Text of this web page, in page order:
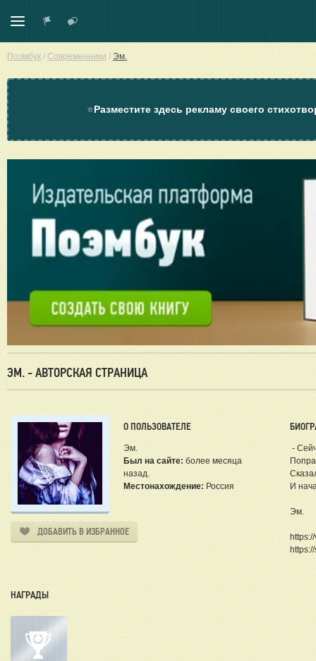
Поэмбук / Современники / Эм.
⭐Разместите здесь рекламу своего
ЭМ. - АВТОРСКАЯ СТРАНИЦА
О ПОЛЬЗОВАТЕЛЕ
Эм.
Был на сайте: более месяца
назад.
Местонахождение: Россия
ДОБАВИТЬ В ИЗБРАННОЕ
-
И
Эм.
НАГРАДЫ